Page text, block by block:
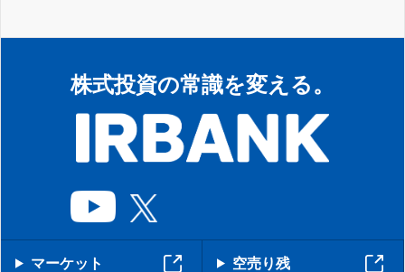
株式投資の常識を変える。
マーケット 空売り残